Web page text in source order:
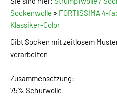
Sockenwolle » FORTISSIMA 4-
Klassiker-Color
Gibt Socken mit zeitlosem
verarbeiten
Zusammensetzung:
75% Schurwolle